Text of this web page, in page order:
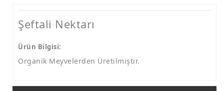
Organik Meyve Suyu
Şeftali Nektarı
Ürün Bilgisi:
Organik Meyvelerden Üretilmiştir.